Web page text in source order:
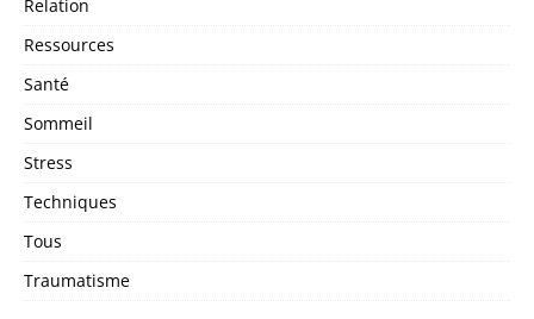
Relation
Ressources
Santé
Sommeil
Stress
Techniques
Tous
Traumatisme